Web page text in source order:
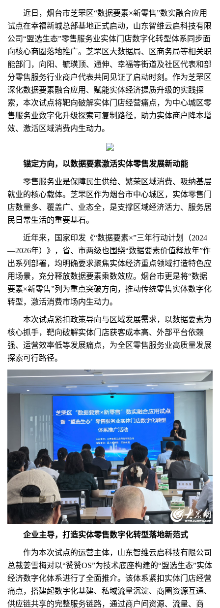
近日，烟台市芝罘区“数据要素×新零售”数实融合应用
试点在幸福新城总部基地正式启动，山东智维云启科技有限
公司“盟选生态”零售服务业实体门店数字化转型体系同步面
向核心商圈落地推广。芝罘区大数据局、区商务局等相关职
能部门，向阳、毓璜顶、通伸、幸福等街道及社区代表和部
分零售服务行业商户代表共同见证了启动时刻。作为芝罘区
深化数据要素融合应用、赋能实体经济提质升级的实践探
索，本次试点将靶向破解实体门店经营痛点，为中心城区零
售服务业数字化升级探索可复制路径，助力实体商户降本增
效、激活区域消费内生动力。
锚定方向，以数据要素激活实体零售发展新动能
零售服务业是保障民生供给、繁荣区域消费、吸纳基层
就业的核心载体。芝罘区作为烟台市中心城区，实体零售门
店数量多、覆盖广、业态全，是支撑区域经济活力、服务居
民日常生活的重要基石。
近年来，国家印发《“数据要素×”三年行动计划（2024
—2026年）》，省、市两级也围绕“数据要素价值释放年”作
出系列部署，均明确要求聚焦实体经济重点领域打造特色应
用场景，充分释放数据要素乘数效应。烟台市更是将“数据
要素×新零售”列为重点突破方向，推动传统零售实体数字化
转型，激活消费市场内生动力。
本次试点紧扣政策导向与区域发展需求，以数据要素为
核心抓手，靶向破解实体门店获客成本高、外部平台依赖
强、运营效率低等发展痛点，为全区零售服务业高质量发展
探索可行路径。
企业主导，打造实体零售数字化转型落地新范式
作为本次试点的运营主体，山东智维云启科技有限公司
总裁姜雪梅对以“赞赞OS”为技术底座构建的“盟选生态”实体
经济数字化体系进行了全面推介。该体系紧扣实体门店经营
痛点，搭建起数字化基建、私域流量沉淀、商圈资源互通、
供应链共享的完整服务链路，通过商户间资源、流量、商